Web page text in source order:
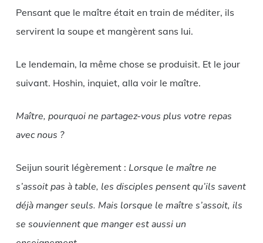
Pensant que le maître était en train de méditer, ils
servirent la soupe et mangèrent sans lui.
Le lendemain, la même chose se produisit. Et le jour
suivant. Hoshin, inquiet, alla voir le maître.
Maître, pourquoi ne partagez-vous plus votre repas
avec nous ?
Seijun sourit légèrement : Lorsque le maître ne
s’assoit pas à table, les disciples pensent qu’ils savent
déjà manger seuls. Mais lorsque le maître s’assoit, ils
se souviennent que manger est aussi un